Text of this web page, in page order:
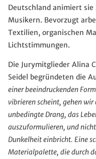
Deutschland animiert
Musikern. Bevorzugt
Textilien, organischen
Lichtstimmungen.
Die Jurymitglieder Alina
Seidel begründeten die
einer beeindruckenden
vibrieren scheint, gehen wir
unbedingte Drang, das
auszuformulieren, und
Dunkelheit einbricht. Eine
Materialpalette, die durch